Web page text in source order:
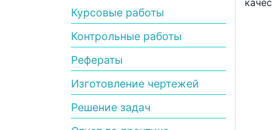
Курсовые работы
Контрольные работы
Рефераты
Изготовление чертежей
Решение задач